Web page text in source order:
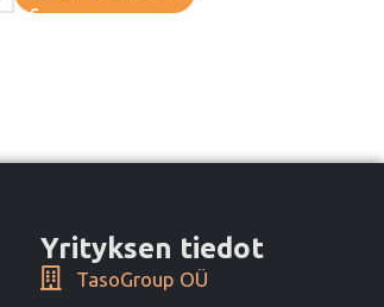
Yrityksen tiedot
TasoGroup OÜ